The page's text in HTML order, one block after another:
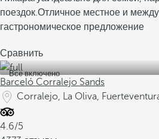
поездок.Отличное местное и
гастрономическое предложение
Сравнить
Все включено
Barceló Corralejo Sands
Corralejo, La Oliva,
4.6/5